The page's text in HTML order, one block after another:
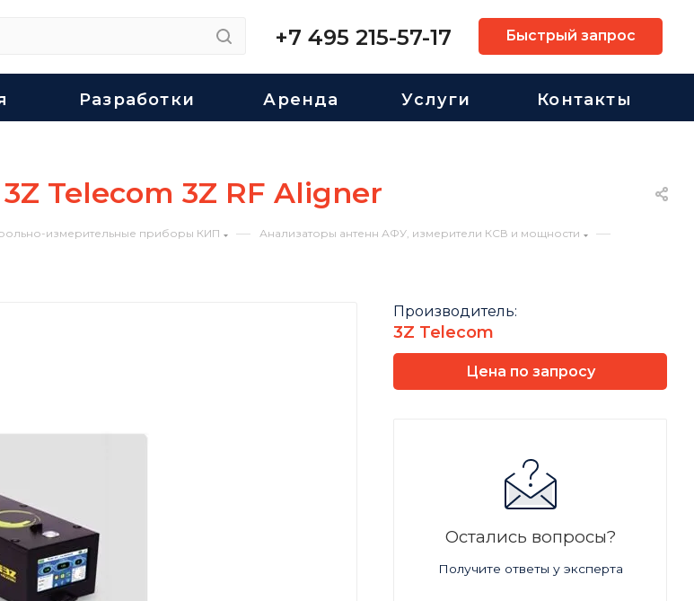
+7 495 215-57-17 Быстрый запрос
Разработки Аренда Услуги Контакты
Telecom 3Z RF Aligner
измерительные приборы КИП — Анализаторы антенн АФУ, измерители КСВ и мощности —
Производитель:
3Z Telecom
Цена по запросу
Остались вопросы?
Получите ответы у эксперта